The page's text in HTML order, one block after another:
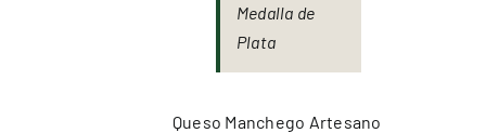
Medalla de
Plata
Queso Manchego Artesano